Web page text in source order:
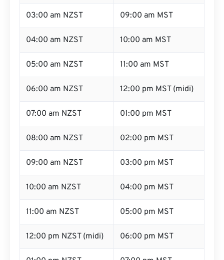
03:00 am NZST 09:00 am MST
04:00 am NZST 10:00 am MST
05:00 am NZST 11:00 am MST
06:00 am NZST 12:00 pm MST (midi)
07:00 am NZST 01:00 pm MST
08:00 am NZST 02:00 pm MST
09:00 am NZST 03:00 pm MST
10:00 am NZST 04:00 pm MST
11:00 am NZST 05:00 pm MST
12:00 pm NZST (midi) 06:00 pm MST